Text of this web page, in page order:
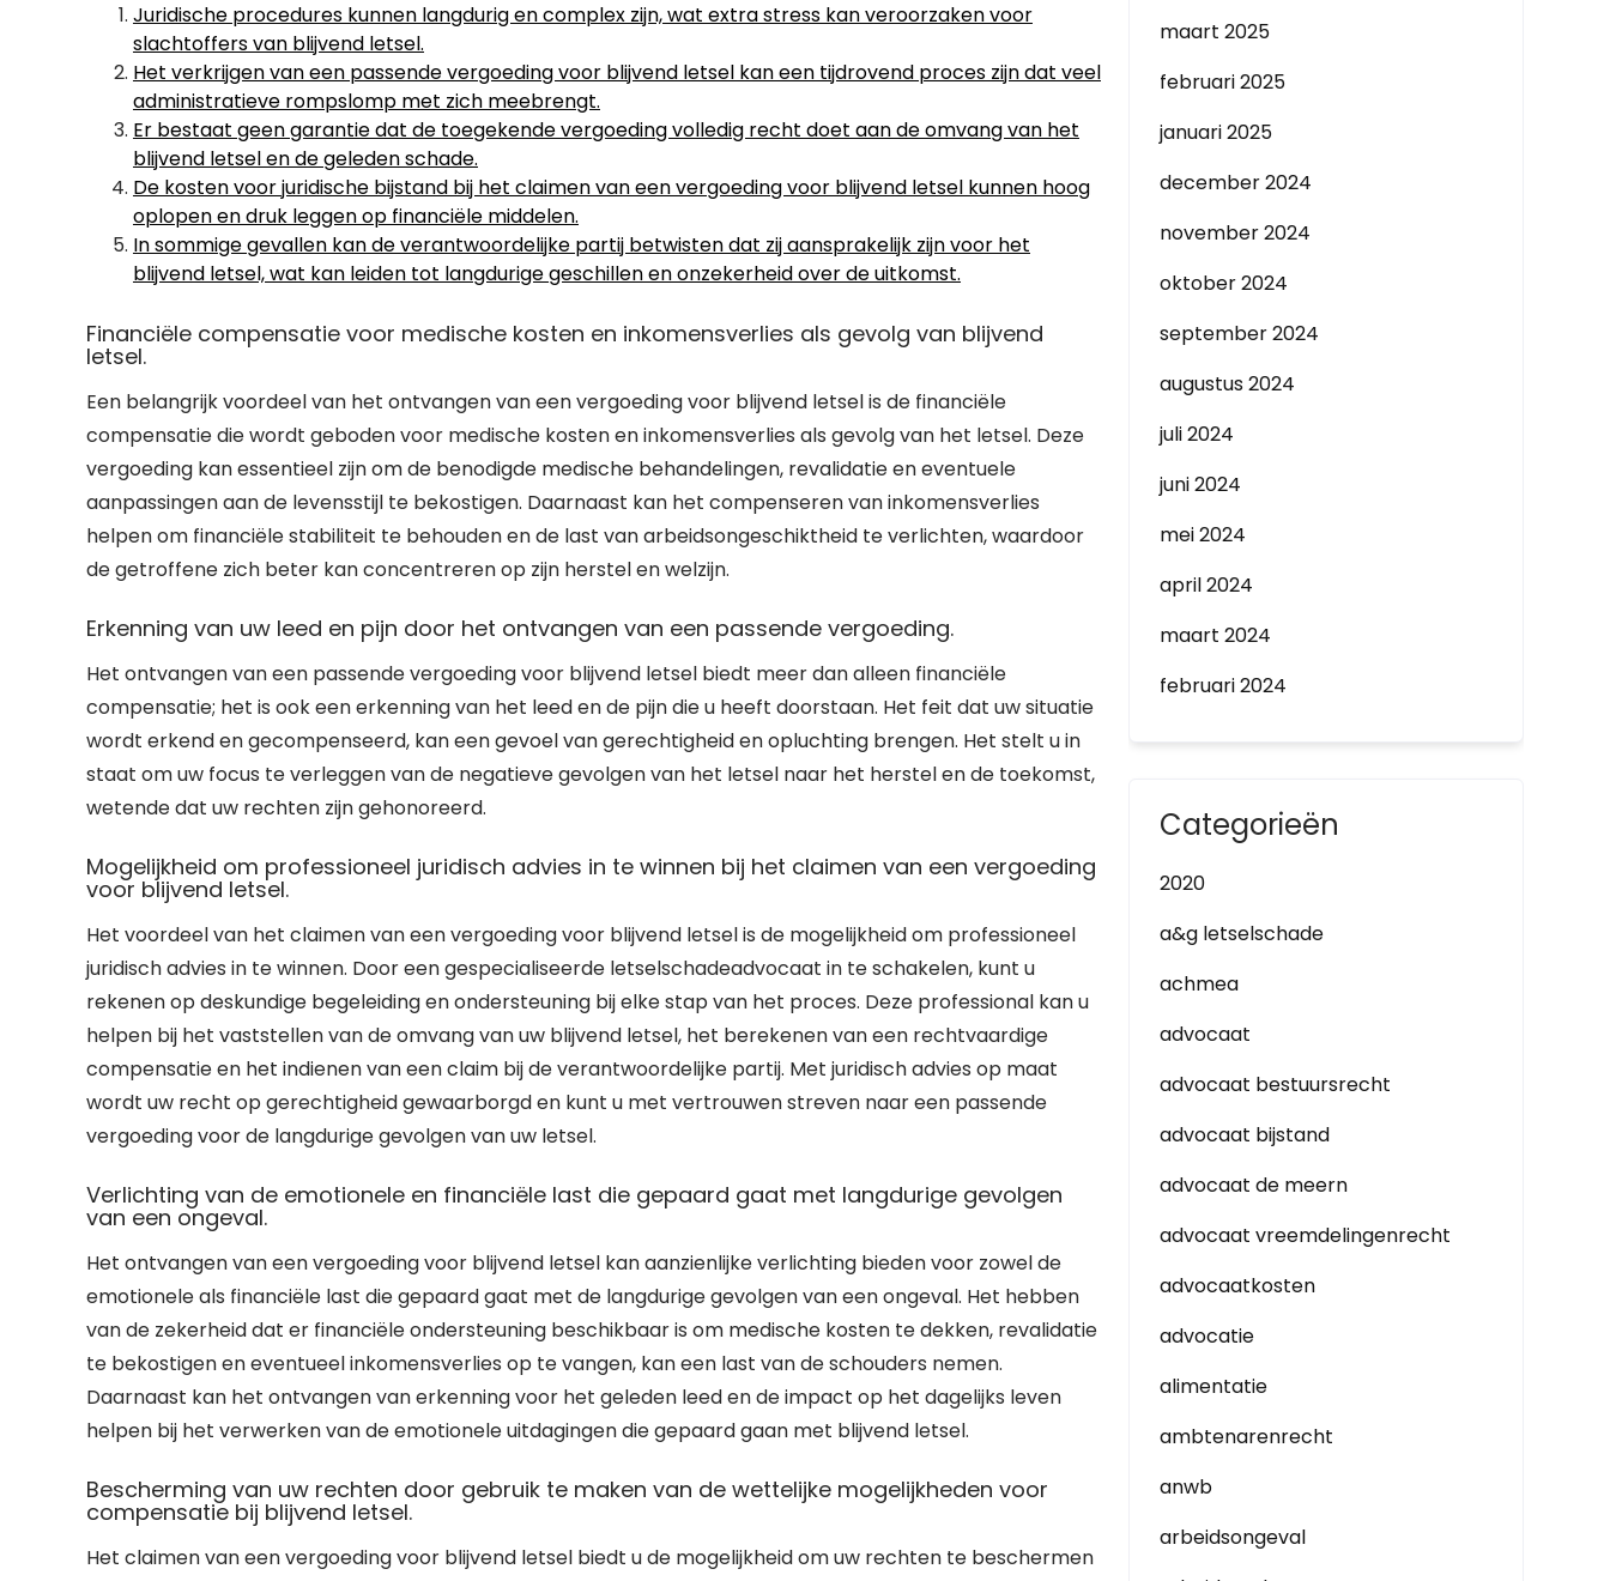
Juridische procedures kunnen langdurig en complex zijn, wat extra stress kan veroorzaken voor
slachtoffers van blijvend letsel.
Het verkrijgen van een passende vergoeding voor blijvend letsel kan een tijdrovend proces zijn dat veel
administratieve rompslomp met zich meebrengt.
Er bestaat geen garantie dat de toegekende vergoeding volledig recht doet aan de omvang van het
blijvend letsel en de geleden schade.
De kosten voor juridische bijstand bij het claimen van een vergoeding voor blijvend letsel kunnen hoog
oplopen en druk leggen op financiële middelen.
In sommige gevallen kan de verantwoordelijke partij betwisten dat zij aansprakelijk zijn voor het
blijvend letsel, wat kan leiden tot langdurige geschillen en onzekerheid over de uitkomst.
Financiële compensatie voor medische kosten en inkomensverlies als gevolg van blijvend
letsel.
Een belangrijk voordeel van het ontvangen van een vergoeding voor blijvend letsel is de financiële
compensatie die wordt geboden voor medische kosten en inkomensverlies als gevolg van het letsel. Deze
vergoeding kan essentieel zijn om de benodigde medische behandelingen, revalidatie en eventuele
aanpassingen aan de levensstijl te bekostigen. Daarnaast kan het compenseren van inkomensverlies
helpen om financiële stabiliteit te behouden en de last van arbeidsongeschiktheid te verlichten, waardoor
de getroffene zich beter kan concentreren op zijn herstel en welzijn.
Erkenning van uw leed en pijn door het ontvangen van een passende vergoeding.
Het ontvangen van een passende vergoeding voor blijvend letsel biedt meer dan alleen financiële
compensatie; het is ook een erkenning van het leed en de pijn die u heeft doorstaan. Het feit dat uw situatie
wordt erkend en gecompenseerd, kan een gevoel van gerechtigheid en opluchting brengen. Het stelt u in
staat om uw focus te verleggen van de negatieve gevolgen van het letsel naar het herstel en de toekomst,
wetende dat uw rechten zijn gehonoreerd.
Mogelijkheid om professioneel juridisch advies in te winnen bij het claimen van een vergoeding
voor blijvend letsel.
Het voordeel van het claimen van een vergoeding voor blijvend letsel is de mogelijkheid om professioneel
juridisch advies in te winnen. Door een gespecialiseerde letselschadeadvocaat in te schakelen, kunt u
rekenen op deskundige begeleiding en ondersteuning bij elke stap van het proces. Deze professional kan u
helpen bij het vaststellen van de omvang van uw blijvend letsel, het berekenen van een rechtvaardige
compensatie en het indienen van een claim bij de verantwoordelijke partij. Met juridisch advies op maat
wordt uw recht op gerechtigheid gewaarborgd en kunt u met vertrouwen streven naar een passende
vergoeding voor de langdurige gevolgen van uw letsel.
Verlichting van de emotionele en financiële last die gepaard gaat met langdurige gevolgen
van een ongeval.
Het ontvangen van een vergoeding voor blijvend letsel kan aanzienlijke verlichting bieden voor zowel de
emotionele als financiële last die gepaard gaat met de langdurige gevolgen van een ongeval. Het hebben
van de zekerheid dat er financiële ondersteuning beschikbaar is om medische kosten te dekken, revalidatie
te bekostigen en eventueel inkomensverlies op te vangen, kan een last van de schouders nemen.
Daarnaast kan het ontvangen van erkenning voor het geleden leed en de impact op het dagelijks leven
helpen bij het verwerken van de emotionele uitdagingen die gepaard gaan met blijvend letsel.
Bescherming van uw rechten door gebruik te maken van de wettelijke mogelijkheden voor
compensatie bij blijvend letsel.
Het claimen van een vergoeding voor blijvend letsel biedt u de mogelijkheid om uw rechten te beschermen
maart 2025
februari 2025
januari 2025
december 2024
november 2024
oktober 2024
september 2024
augustus 2024
juli 2024
juni 2024
mei 2024
april 2024
maart 2024
februari 2024
Categorieën
2020
a&g letselschade
achmea
advocaat
advocaat bestuursrecht
advocaat bijstand
advocaat de meern
advocaat vreemdelingenrecht
advocaatkosten
advocatie
alimentatie
ambtenarenrecht
anwb
arbeidsongeval